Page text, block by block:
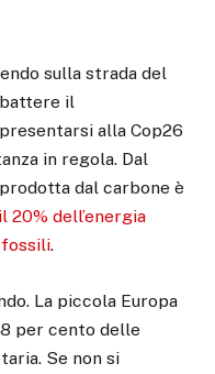
sulla strada del
il
alla Cop26
in regola. Dal
dal carbone è
il 20% dell’energia
fossili.
La piccola Europa
per cento delle
Se non si